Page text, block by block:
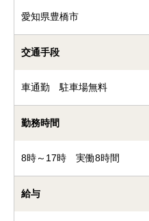
愛知県豊橋市
交通手段
車通勤 駐車場無料
勤務時間
8時～17時 実働8時間
給与